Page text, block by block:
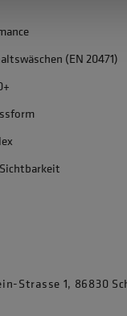
(EN 20471)
Strasse 1, 86830